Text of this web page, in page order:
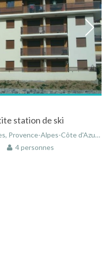
station de ski
Alpes-Côte d'Azur, France
4 personnes